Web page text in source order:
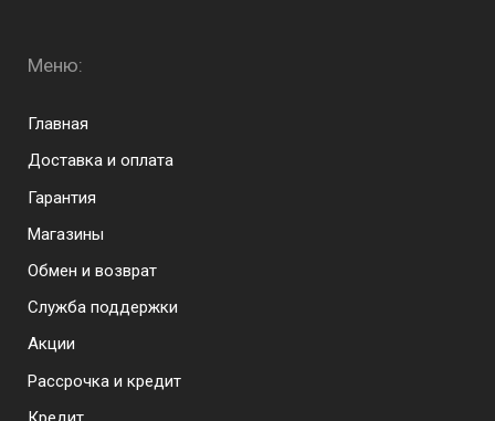
Меню:
Menu footer
Главная
Доставка и оплата
Гарантия
Магазины
Обмен и возврат
Служба поддержки
Акции
Рассрочка и кредит